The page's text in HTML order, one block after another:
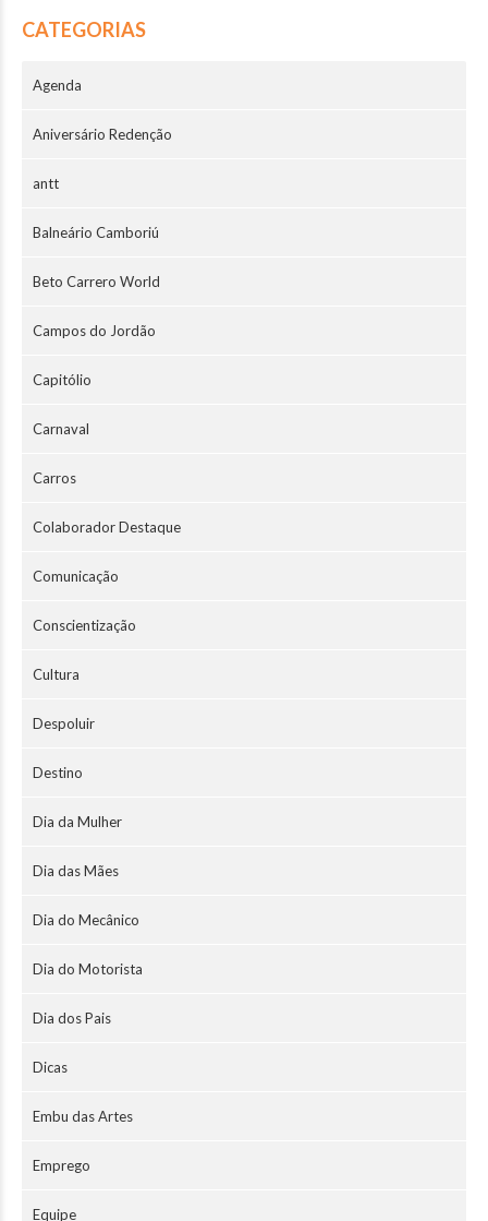
CATEGORIAS
Agenda
Aniversário Redenção
antt
Balneário Camboriú
Beto Carrero World
Campos do Jordão
Capitólio
Carnaval
Carros
Colaborador Destaque
Comunicação
Conscientização
Cultura
Despoluir
Destino
Dia da Mulher
Dia das Mães
Dia do Mecânico
Dia do Motorista
Dia dos Pais
Dicas
Embu das Artes
Emprego
Equipe